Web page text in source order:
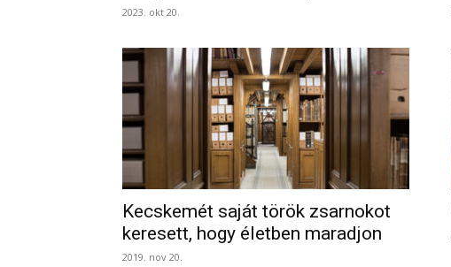
2023. okt 20.
Kecskemét saját török zsarnokot
keresett, hogy életben maradjon
2019. nov 20.